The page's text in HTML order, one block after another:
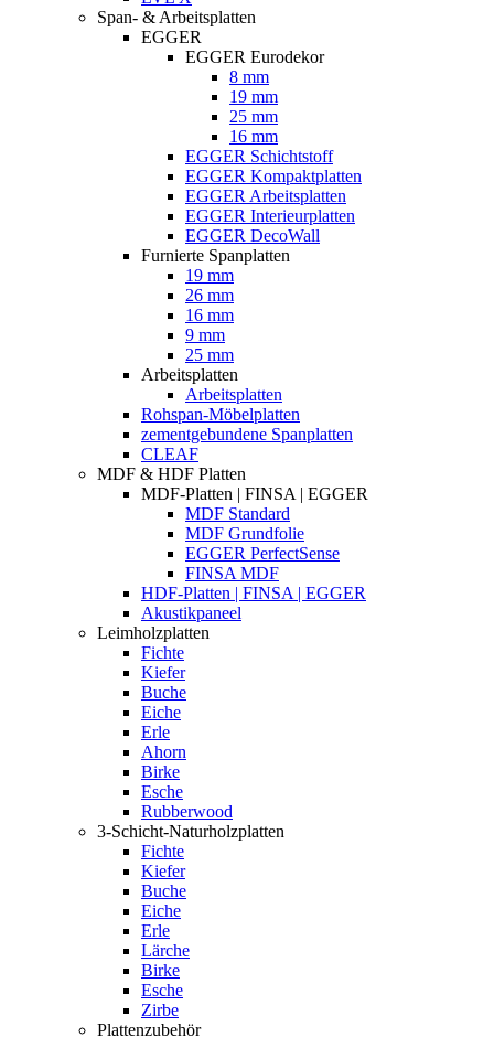
Span- & Arbeitsplatten
EGGER
EGGER Eurodekor
8 mm
19 mm
25 mm
16 mm
EGGER Schichtstoff
EGGER Kompaktplatten
EGGER Arbeitsplatten
EGGER Interieurplatten
EGGER DecoWall
Furnierte Spanplatten
19 mm
26 mm
16 mm
9 mm
25 mm
Arbeitsplatten
Arbeitsplatten
Rohspan-Möbelplatten
zementgebundene Spanplatten
CLEAF
MDF & HDF Platten
MDF-Platten | FINSA | EGGER
MDF Standard
MDF Grundfolie
EGGER PerfectSense
FINSA MDF
HDF-Platten | FINSA | EGGER
Akustikpaneel
Leimholzplatten
Fichte
Kiefer
Buche
Eiche
Erle
Ahorn
Birke
Esche
Rubberwood
3-Schicht-Naturholzplatten
Fichte
Kiefer
Buche
Eiche
Erle
Lärche
Birke
Esche
Zirbe
Plattenzubehör